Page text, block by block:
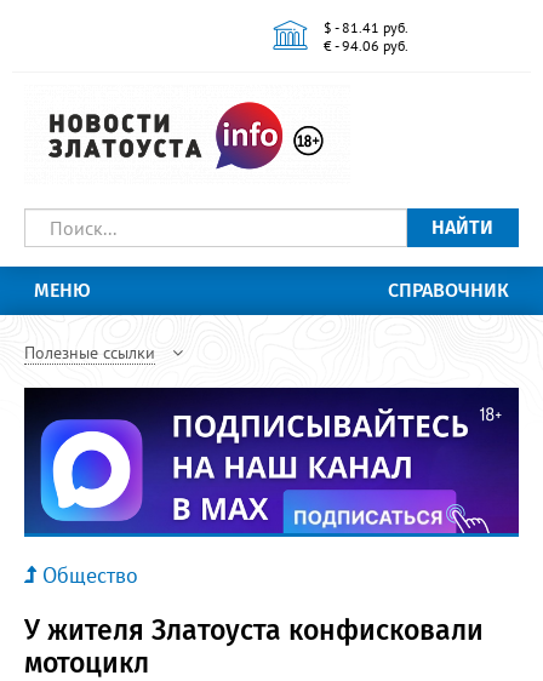
$ - 81.41 руб.
€ - 94.06 руб.
НАЙТИ
МЕНЮ СПРАВОЧНИК
Полезные ссылки
Общество
У жителя Златоуста конфисковали
мотоцикл